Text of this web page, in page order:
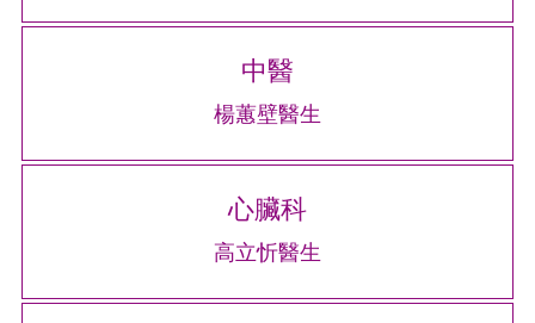
中醫
楊蕙壁醫生
心臟科
高立忻醫生